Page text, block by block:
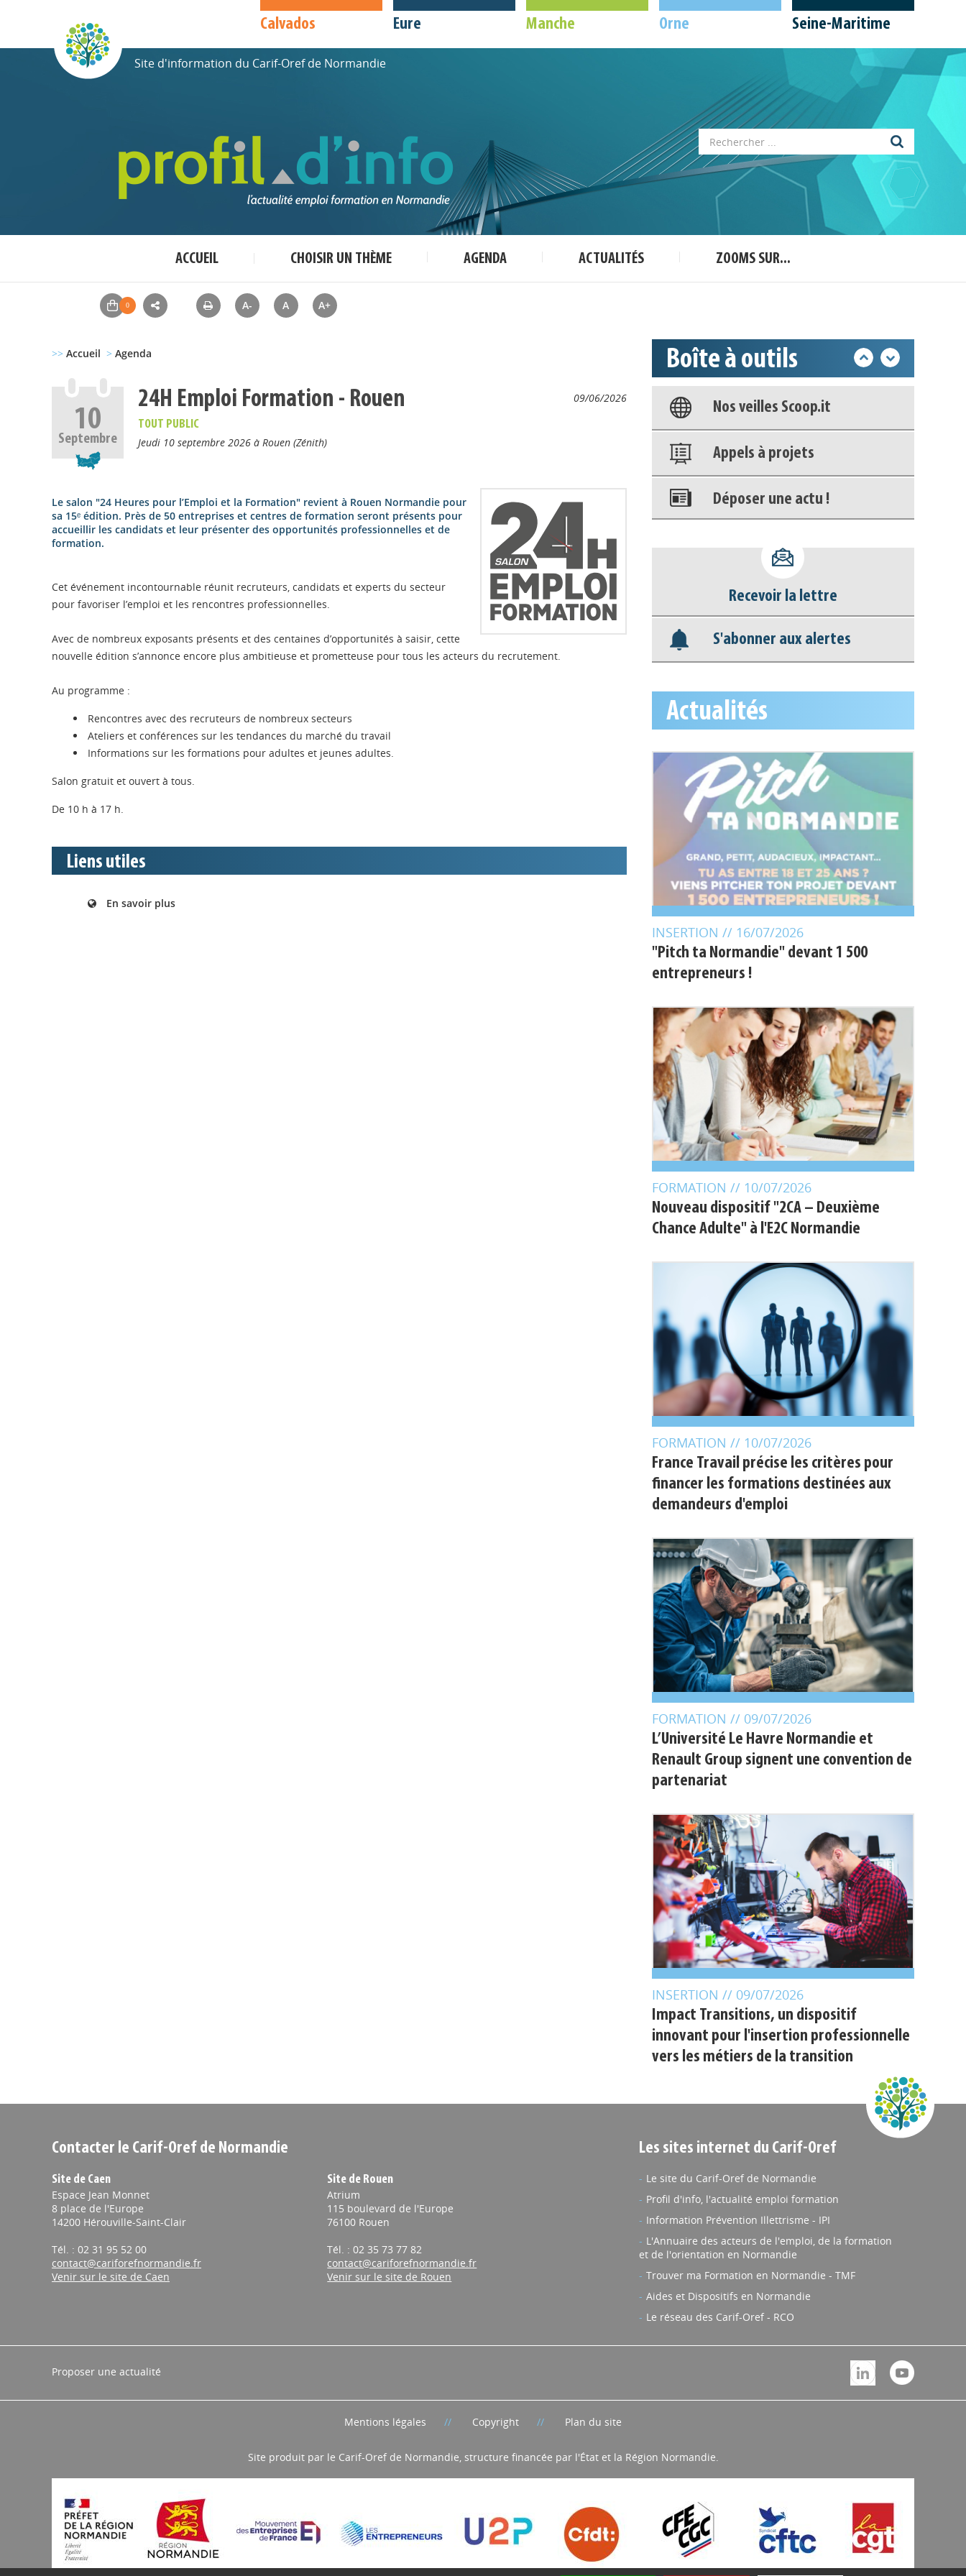
Calvados Eure Manche Orne Seine-Maritime
Site d'information du Carif-Oref de Normandie
ACCUEIL CHOISIR UN THÈME AGENDA ACTUALITÉS ZOOMS SUR...
A- A A+
>> Accueil > Agenda
10
Septembre
24H Emploi Formation - Rouen 09/06/2026
TOUT PUBLIC
Jeudi 10 septembre 2026 à Rouen (Zénith)
Le salon "24 Heures pour l’Emploi et la Formation" revient à Rouen Normandie pour
sa 15ᵉ édition. Près de 50 entreprises et centres de formation seront présents pour
accueillir les candidats et leur présenter des opportunités professionnelles et de
formation.
Cet événement incontournable réunit recruteurs, candidats et experts du secteur
pour favoriser l’emploi et les rencontres professionnelles.
Avec de nombreux exposants présents et des centaines d’opportunités à saisir, cette
nouvelle édition s’annonce encore plus ambitieuse et prometteuse pour tous les acteurs du recrutement.
Au programme :
Rencontres avec des recruteurs de nombreux secteurs
Ateliers et conférences sur les tendances du marché du travail
Informations sur les formations pour adultes et jeunes adultes.
Salon gratuit et ouvert à tous.
De 10 h à 17 h.
Liens utiles
En savoir plus
Boîte à outils
Appels à projets
Déposer une actu !
Nos veilles Scoop.it
Accéder à son compte - (Se
Base documentaire
Nos veilles Scoop.it
Appels à projets
Actualités
INSERTION// 16/07/2026
"Pitch ta Normandie" devant 1 500
entrepreneurs !
FORMATION// 10/07/2026
Nouveau dispositif "2CA – Deuxième
FORMATION// 10/07/2026
France Travail précise les critères pour
financer les formations destinées aux
demandeurs d'emploi
FORMATION// 09/07/2026
L’Université Le Havre Normandie et
Renault Group signent une convention de
partenariat
INSERTION// 09/07/2026
Impact Transitions, un dispositif
innovant pour l'insertion professionnelle
Site de Caen
Espace Jean Monnet
8 place de l'Europe
Tél. : 02 31 95 52 00
contact@cariforefnormandie.fr
Site de Rouen
Atrium
115 boulevard de l'Europe
Tél. : 02 35 73 77 82
contact@cariforefnormandie.fr
L'Annuaire des acteurs de l'emploi, de la formation